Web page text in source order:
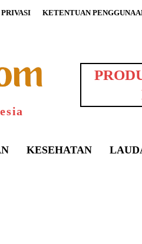
KETENTUAN
KESEHATAN